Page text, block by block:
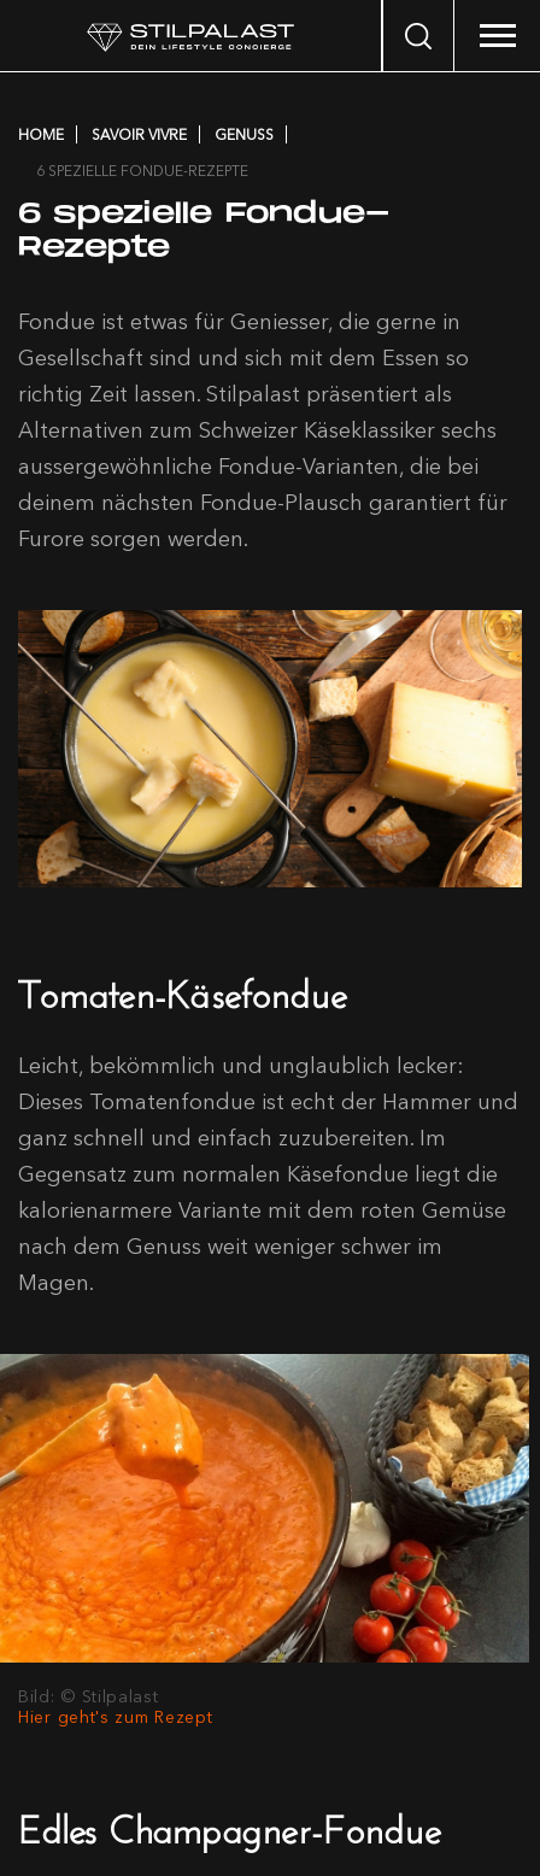
Search
HOME SAVOIR VIVRE
GENUSS
6 SPEZIELLE FONDUE-REZEPTE
6 spezielle Fondue-
Rezepte
Fondue ist etwas für Geniesser, die gerne in
Gesellschaft sind und sich mit dem Essen so
richtig Zeit lassen. Stilpalast präsentiert als
Alternativen zum Schweizer Käseklassiker sechs
aussergewöhnliche Fondue-Varianten, die bei
deinem nächsten Fondue-Plausch garantiert für
Furore sorgen werden.
Tomaten-Käsefondue
Leicht, bekömmlich und unglaublich lecker:
Dieses Tomatenfondue ist echt der Hammer und
ganz schnell und einfach zuzubereiten. Im
Gegensatz zum normalen Käsefondue liegt die
kalorienarmere Variante mit dem roten Gemüse
nach dem Genuss weit weniger schwer im
Magen.
Bild: © Stilpalast
Hier geht's zum Rezept
Edles Champagner-Fondue